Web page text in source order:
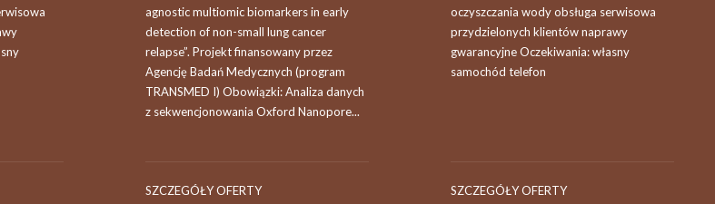
agnostic multiomic biomarkers in early
detection of non-small lung cancer
relapse”. Projekt finansowany przez
Agencję Badań Medycznych (program
TRANSMED I) Obowiązki: Analiza danych
z sekwencjonowania Oxford Nanopore...
SZCZEGÓŁY OFERTY
oczyszczania wody obsługa serwisowa
przydzielonych klientów naprawy
gwarancyjne Oczekiwania: własny
samochód telefon
SZCZEGÓŁY OFERTY